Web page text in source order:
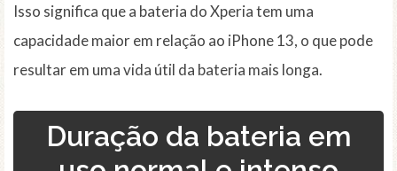
Isso significa que a bateria do Xperia tem uma
capacidade maior em relação ao iPhone 13, o que pode
resultar em uma vida útil da bateria mais longa.
Duração da bateria em